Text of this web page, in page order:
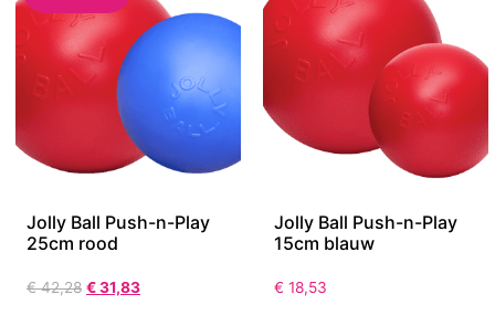
Jolly Ball Push-n-Play
25cm rood
€42,28 €31,83
Jolly Ball Push-n-Play
15cm blauw
€ 18,53